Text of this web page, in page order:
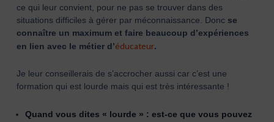
ce qui leur convient, pour ne pas se trouver dans des
situations difficiles à gérer par méconnaissance. Donc se
connaître un maximum et faire beaucoup d’expériences
en lien avec le métier d’éducateur.
Je leur conseillerais de s’accrocher aussi car c’est une
formation qui est lourde mais qui est très intéressante !
Quand vous dites « lourde » : est-ce que vous pouvez